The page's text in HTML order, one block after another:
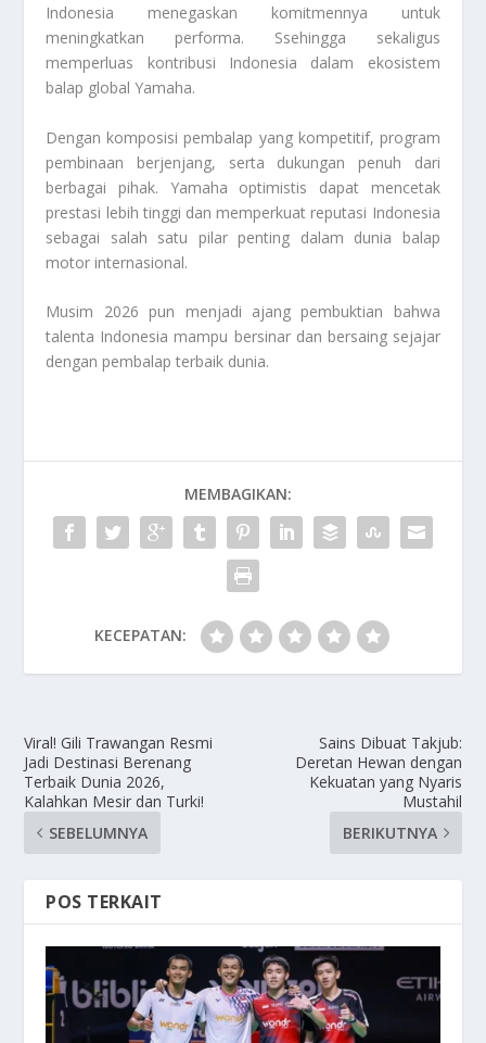
Indonesia menegaskan komitmennya untuk
meningkatkan performa. Ssehingga sekaligus
memperluas kontribusi Indonesia dalam ekosistem
balap global Yamaha.
Dengan komposisi pembalap yang kompetitif, program
pembinaan berjenjang, serta dukungan penuh dari
berbagai pihak. Yamaha optimistis dapat mencetak
prestasi lebih tinggi dan memperkuat reputasi Indonesia
sebagai salah satu pilar penting dalam dunia balap
motor internasional.
Musim 2026 pun menjadi ajang pembuktian bahwa
talenta Indonesia mampu bersinar dan bersaing sejajar
dengan pembalap terbaik dunia.
MEMBAGIKAN:
KECEPATAN:
Viral! Gili Trawangan Resmi
Jadi Destinasi Berenang
Terbaik Dunia 2026,
Kalahkan Mesir dan Turki!
SEBELUMNYA
Sains Dibuat Takjub:
Deretan Hewan dengan
Kekuatan yang Nyaris
Mustahil
BERIKUTNYA
POS TERKAIT